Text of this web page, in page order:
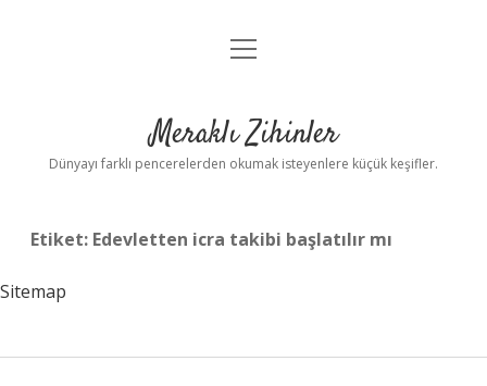
Anasayfa
Yasal Uyarı
menüyü
Meraklı Zihinler
Dünyayı farklı pencerelerden okumak isteyenlere küçük keşifler.
Etiket: Edevletten icra takibi başlatılır mı
Sitemap